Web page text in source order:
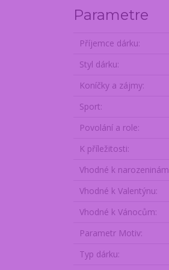
Parametre
Příjemce dárku
Styl dárku
Koníčky a zájmy
Sport
Povolání a role
K příležitosti
Vhodné k narozeninám
Vhodné k Valentýnu
Vhodné k Vánocům
Parametr Motiv
Typ dárku